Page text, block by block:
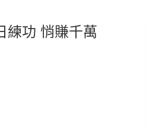
練功 悄賺千萬